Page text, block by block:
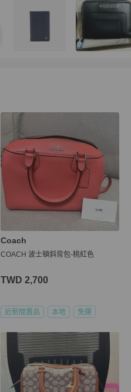
Coach
COACH 波士頓斜背包-桃紅色
TWD 2,700
近新閒置品 本地 免運